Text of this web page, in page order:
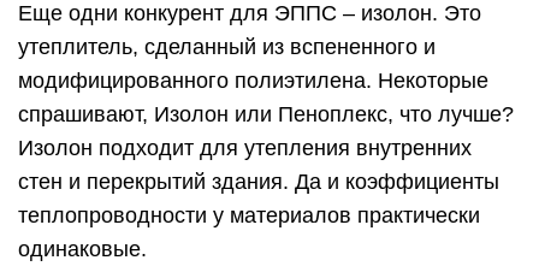
Еще одни конкурент для ЭППС – изолон. Это
утеплитель, сделанный из вспененного и
модифицированного полиэтилена. Некоторые
спрашивают, Изолон или Пеноплекс, что лучше?
Изолон подходит для утепления внутренних
стен и перекрытий здания. Да и коэффициенты
теплопроводности у материалов практически
одинаковые.